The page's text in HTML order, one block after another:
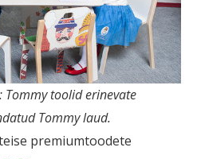
toolid erinevate
Tommy laud.
premiumtoodete